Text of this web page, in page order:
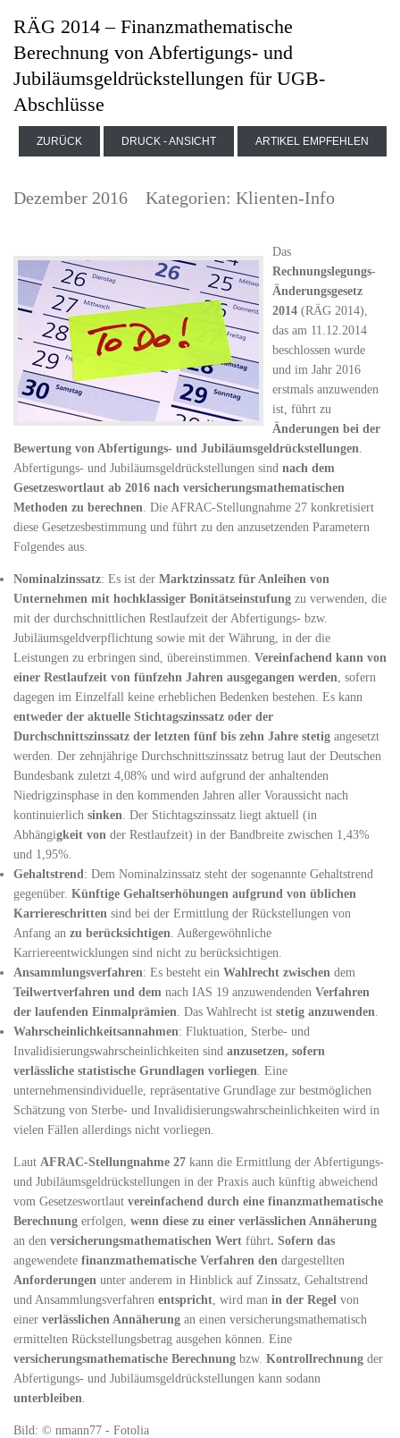
RÄG 2014 – Finanzmathematische
Berechnung von Abfertigungs- und
Jubiläumsgeldrückstellungen für UGB-
Abschlüsse
ZURÜCK DRUCK - ANSICHT ARTIKEL EMPFEHLEN
Dezember 2016 Kategorien: Klienten-Info
Das
Rechnungslegungs-
Änderungsgesetz
2014 (RÄG 2014),
das am 11.12.2014
beschlossen wurde
und im Jahr 2016
erstmals anzuwenden
ist, führt zu
Änderungen bei der
Bewertung von Abfertigungs- und Jubiläumsgeldrückstellungen
Abfertigungs- und Jubiläumsgeldrückstellungen sind nach dem
Gesetzeswortlaut ab 2016 nach versicherungsmathematischen
Methoden zu berechnen . Die AFRAC-Stellungnahme 27 konkretisiert
diese Gesetzesbestimmung und führt zu den anzusetzenden Parametern
Folgendes aus.
Nominalzinssatz: Es ist der Marktzinssatz für Anleihen von
Unternehmen mit hochklassiger Bonitätseinstufung zu verwenden, die
mit der durchschnittlichen Restlaufzeit der Abfertigungs- bzw.
Jubiläumsgeldverpflichtung sowie mit der Währung, in der die
Leistungen zu erbringen sind, übereinstimmen. Vereinfachend kann von
einer Restlaufzeit von fünfzehn Jahren ausgegangen werden , sofern
dagegen im Einzelfall keine erheblichen Bedenken bestehen. Es kann
entweder der aktuelle Stichtagszinssatz oder der
Durchschnittszinssatz der letzten fünf bis zehn Jahre stetig angesetzt
werden. Der zehnjährige Durchschnittszinssatz betrug laut der Deutschen
Bundesbank zuletzt 4,08% und wird aufgrund der anhaltenden
Niedrigzinsphase in den kommenden Jahren aller Voraussicht nach
kontinuierlich sinken . Der Stichtagszinssatz liegt aktuell (in
Abhängigkeit von der Restlaufzeit) in der Bandbreite zwischen 1,43%
und 1,95%.
Gehaltstrend: Dem Nominalzinssatz steht der sogenannte Gehaltstrend
gegenüber. Künftige Gehaltserhöhungen aufgrund von üblichen
Karriereschritten sind bei der Ermittlung der Rückstellungen von
Anfang an zu berücksichtigen . Außergewöhnliche
Karriereentwicklungen sind nicht zu berücksichtigen.
Ansammlungsverfahren: Es besteht ein Wahlrecht zwischen dem
Teilwertverfahren und dem nach IAS 19 anzuwendenden Verfahren
der laufenden Einmalprämien . Das Wahlrecht ist stetig anzuwenden
Wahrscheinlichkeitsannahmen: Fluktuation, Sterbe- und
Invalidisierungswahrscheinlichkeiten sind anzusetzen, sofern
verlässliche statistische Grundlagen vorliegen . Eine
unternehmensindividuelle, repräsentative Grundlage zur bestmöglichen
Schätzung von Sterbe- und Invalidisierungswahrscheinlichkeiten wird in
vielen Fällen allerdings nicht vorliegen.
Laut AFRAC-Stellungnahme 27 kann die Ermittlung der Abfertigungs-
und Jubiläumsgeldrückstellungen in der Praxis auch künftig abweichend
vom Gesetzeswortlaut vereinfachend durch eine finanzmathematische
Berechnung erfolgen, wenn diese zu einer verlässlichen Annäherung
an den versicherungsmathematischen Wert führt. Sofern das
angewendete finanzmathematische Verfahren den dargestellten
Anforderungen unter anderem in Hinblick auf Zinssatz, Gehaltstrend
und Ansammlungsverfahren entspricht , wird man in der Regel von
einer verlässlichen Annäherung an einen versicherungsmathematisch
ermittelten Rückstellungsbetrag ausgehen können. Eine
versicherungsmathematische Berechnung bzw. Kontrollrechnung der
Abfertigungs- und Jubiläumsgeldrückstellungen kann sodann
unterbleiben
Bild: © nmann77 - Fotolia